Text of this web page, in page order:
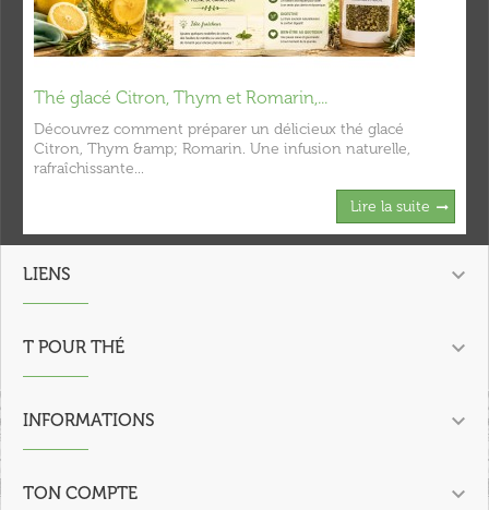
Thé glacé Citron, Thym et Romarin,...
Découvrez comment préparer un délicieux thé glacé
Citron, Thym &amp; Romarin. Une infusion naturelle,
rafraîchissante...
Lire la suite
LIENS 
T POUR THÉ 
INFORMATIONS 
TON COMPTE 